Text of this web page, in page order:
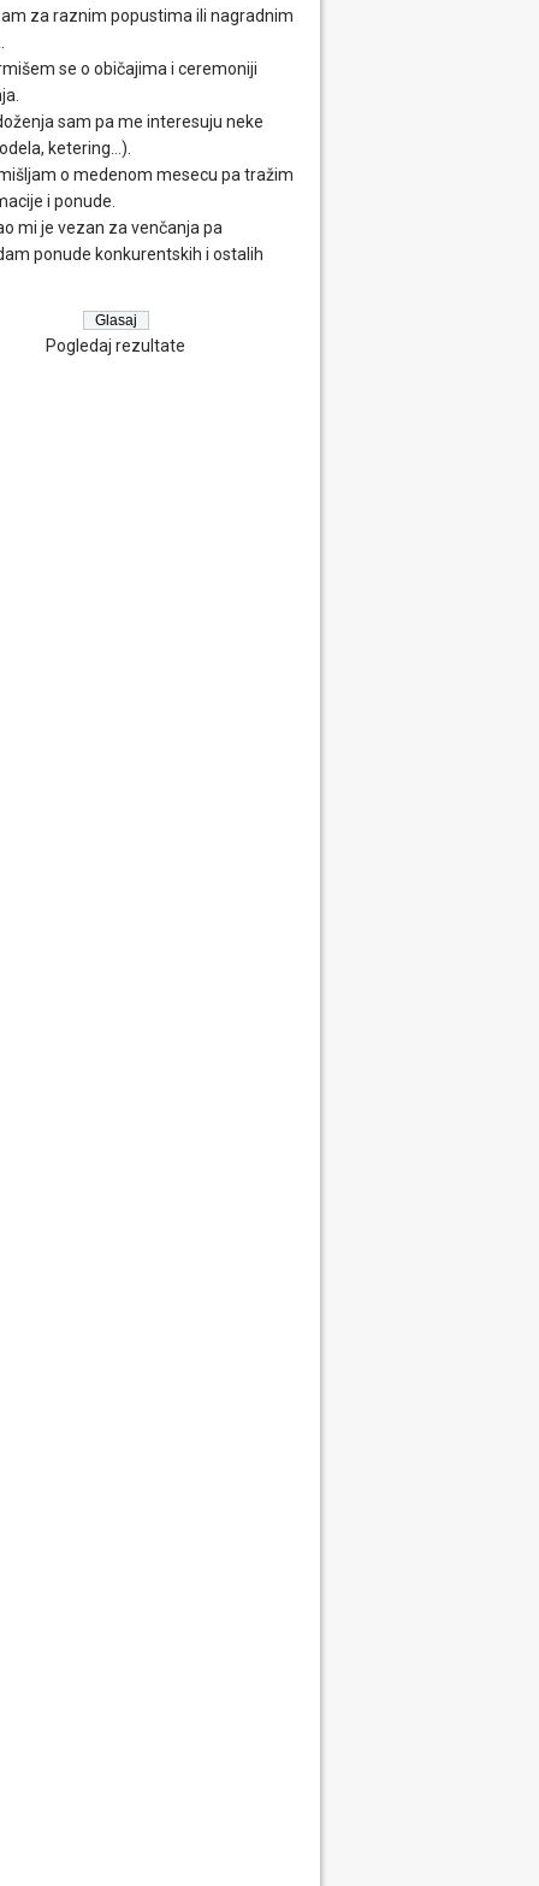
za raznim popustima ili nagradnim
se o običajima i ceremoniji
sam pa me interesuju neke
ketering...).
o medenom mesecu pa tražim
i ponude.
mi je vezan za venčanja pa
ponude konkurentskih i ostalih
Pogledaj rezultate